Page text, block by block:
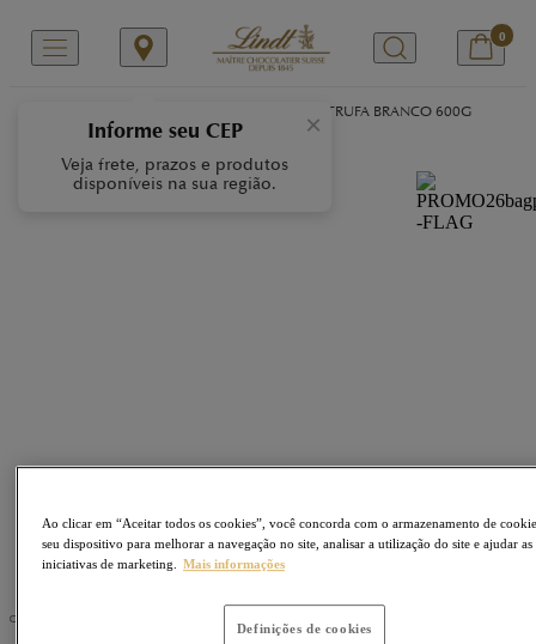
×
Informe seu CEP
Veja frete, prazos e produtos
disponíveis na sua região.
0
LINDOR TRUFA BRANCO 600G
Ao clicar em “Aceitar todos os cookies”, você concorda com o armazenamento de
seu dispositivo para melhorar a navegação no site, analisar a utilização do site e ajudar as
iniciativas de marketing.
Mais informações
Definições de cookies